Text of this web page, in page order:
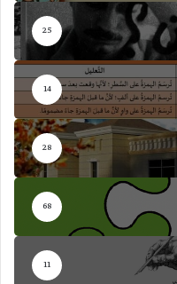
25
14
28
68
11